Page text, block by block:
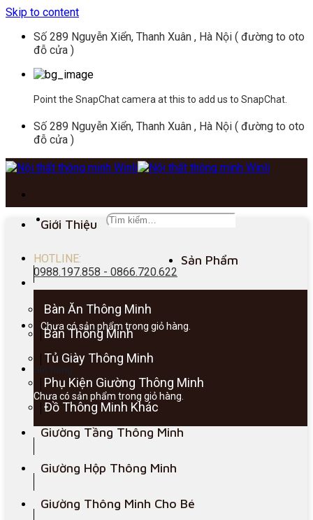
Skip to content
Số 289 Nguyễn Xiển, Thanh Xuân , Hà Nội ( đường to oto
đỗ cửa )
Point the SnapChat camera at this to add us to SnapChat.
Số 289 Nguyễn Xiển, Thanh Xuân , Hà Nội ( đường to oto
đỗ cửa )
HOTLINE:
0988.197.858 - 0866.720.622
Chưa có sản phẩm trong giỏ hàng.
Giỏ hàng
Chưa có sản phẩm trong giỏ hàng.
Giới Thiệu
Sản Phẩm
Bàn Ăn Thông Minh
Bàn Thông Minh
Tủ Giày Thông Minh
Phụ Kiện Giường Thông Minh
Đồ Thông Minh Khác
Giường Tầng Thông Minh
Giường Hộp Thông Minh
Giường Thông Minh Cho Bé